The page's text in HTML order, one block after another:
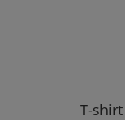
T-